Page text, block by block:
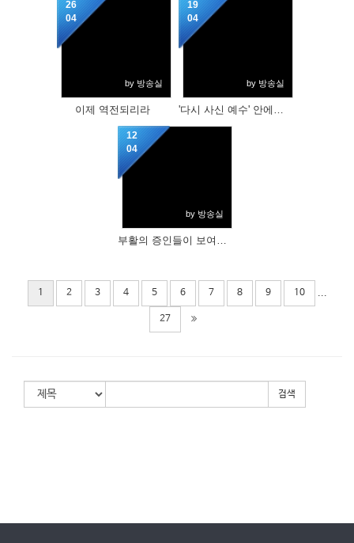
26
04
by 방송실
이제 역전되리라
19
04
by 방송실
'다시 사신 예수' 안에서 변화하라!
12
04
by 방송실
부활의 증인들이 보여준 삶의 모습들
1 2 3 4 5 6 7 8 9 10 ...
27
검색